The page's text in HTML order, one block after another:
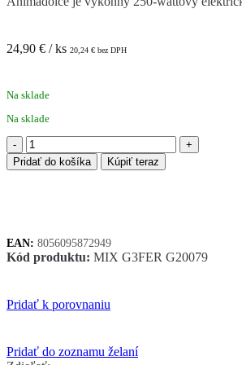
24,90 € / ks 20,24 € bez DPH
Na sklade
Na sklade
množstvo
G3Ferrari
ANIMADOLCE
Pridať do košíka Kúpiť teraz
EAN: 8056095872949
Kód produktu: MIX G3FER G20079
Pridať k porovnaniu
Pridať do zoznamu želaní